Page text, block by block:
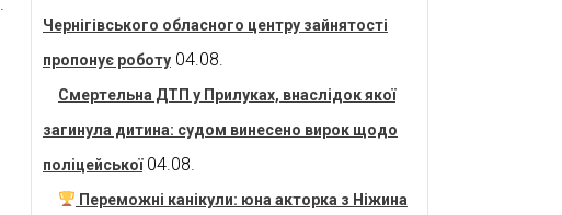
Чернігівського обласного центру зайнятості
пропонує роботу 04.08.
Смертельна ДТП у Прилуках, внаслідок якої
загинула дитина: судом винесено вирок щодо
поліцейської 04.08.
Переможні канікули: юна акторка з Ніжина